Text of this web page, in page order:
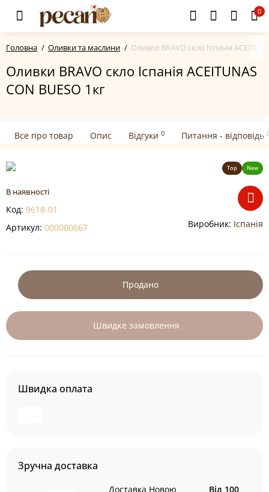
0
Головна Оливки та маслини Оливки BRAVO скло Іспанія
Оливки BRAVO скло Іспанія ACEITUNAS
CON BUESO 1кг
Все про товар Опис Відгуки 0 Питання - відповідь
Top New
В наявності
Код: 9618-01
Артикул: 000000667 Виробник: Іспанія
Продано
Швидке замовлення
Швидка оплата
Зручна доставка
Доставка Новою
Від 100